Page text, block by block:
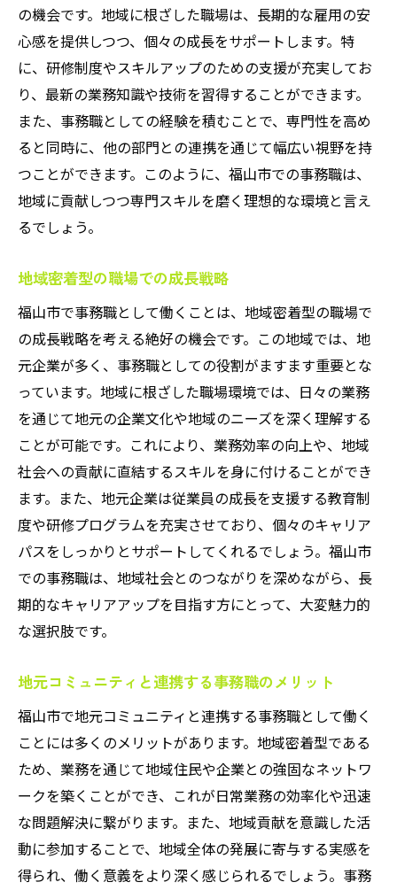
の機会です。地域に根ざした職場は、長期的な雇用の安
心感を提供しつつ、個々の成長をサポートします。特
に、研修制度やスキルアップのための支援が充実してお
り、最新の業務知識や技術を習得することができます。
また、事務職としての経験を積むことで、専門性を高め
ると同時に、他の部門との連携を通じて幅広い視野を持
つことができます。このように、福山市での事務職は、
地域に貢献しつつ専門スキルを磨く理想的な環境と言え
るでしょう。
地域密着型の職場での成長戦略
福山市で事務職として働くことは、地域密着型の職場で
の成長戦略を考える絶好の機会です。この地域では、地
元企業が多く、事務職としての役割がますます重要とな
っています。地域に根ざした職場環境では、日々の業務
を通じて地元の企業文化や地域のニーズを深く理解する
ことが可能です。これにより、業務効率の向上や、地域
社会への貢献に直結するスキルを身に付けることができ
ます。また、地元企業は従業員の成長を支援する教育制
度や研修プログラムを充実させており、個々のキャリア
パスをしっかりとサポートしてくれるでしょう。福山市
での事務職は、地域社会とのつながりを深めながら、長
期的なキャリアアップを目指す方にとって、大変魅力的
な選択肢です。
地元コミュニティと連携する事務職のメリット
福山市で地元コミュニティと連携する事務職として働く
ことには多くのメリットがあります。地域密着型である
ため、業務を通じて地域住民や企業との強固なネットワ
ークを築くことができ、これが日常業務の効率化や迅速
な問題解決に繋がります。また、地域貢献を意識した活
動に参加することで、地域全体の発展に寄与する実感を
得られ、働く意義をより深く感じられるでしょう。事務